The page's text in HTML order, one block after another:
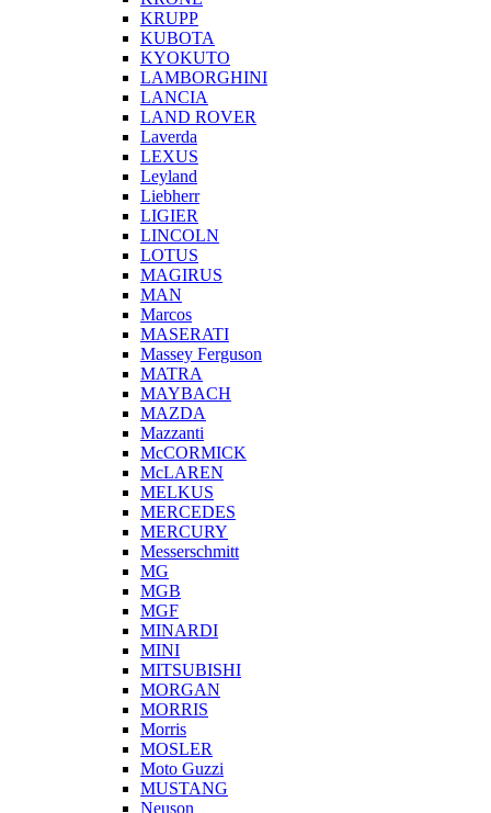
KRUPP
KUBOTA
KYOKUTO
LAMBORGHINI
LANCIA
LAND ROVER
Laverda
LEXUS
Leyland
Liebherr
LIGIER
LINCOLN
LOTUS
MAGIRUS
MAN
Marcos
MASERATI
Massey Ferguson
MATRA
MAYBACH
MAZDA
Mazzanti
McCORMICK
McLAREN
MELKUS
MERCEDES
MERCURY
Messerschmitt
MG
MGB
MGF
MINARDI
MINI
MITSUBISHI
MORGAN
MORRIS
Morris
MOSLER
Moto Guzzi
MUSTANG
Neuson